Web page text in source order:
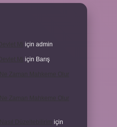
için admin
için Barış
için